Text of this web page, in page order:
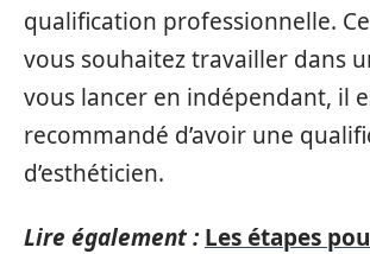
qualification professionnelle.
vous souhaitez travailler dans
vous lancer en indépendant, il
recommandé d’avoir une
d’esthéticien.
Lire également : Les étapes